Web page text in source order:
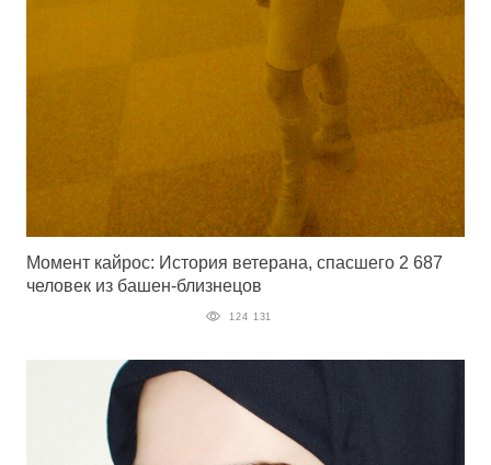
Момент кайрос: История ветерана, спасшего 2 687
человек из башен-близнецов
124 131